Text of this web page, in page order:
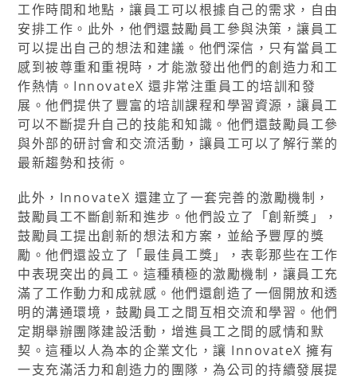
工作時間和地點，讓員工可以根據自己的需求，自由
安排工作。此外，他們還鼓勵員工參與決策，讓員工
可以提出自己的想法和建議。他們深信，只有當員工
感到被尊重和重視時，才能激發出他們的創造力和工
作熱情。InnovateX 還非常注重員工的培訓和發
展。他們提供了豐富的培訓課程和學習資源，讓員工
可以不斷提升自己的技能和知識。他們還鼓勵員工參
與外部的研討會和交流活動，讓員工可以了解行業的
最新趨勢和技術。
此外，InnovateX 還建立了一套完善的激勵機制，
鼓勵員工不斷創新和進步。他們設立了「創新獎」，
鼓勵員工提出創新的想法和方案，並給予豐厚的獎
勵。他們還設立了「最佳員工獎」，表彰那些在工作
中表現突出的員工。這種積極的激勵機制，讓員工充
滿了工作動力和成就感。他們還創造了一個開放和透
明的溝通環境，鼓勵員工之間互相交流和學習。他們
定期舉辦團隊建設活動，增進員工之間的感情和默
契。這種以人為本的企業文化，讓 InnovateX 擁有
一支充滿活力和創造力的團隊，為公司的持續發展提